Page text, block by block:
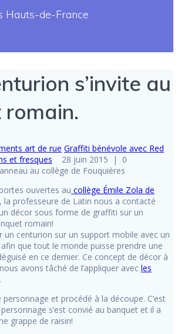
Hauts-de-France
s’invite au
art de rue Graffiti bénévole avec Red
et fresques 28 juin 2015 | 0
ouvertes au collège Émile Zola de
, la professeure de Latin nous a contacté
décor sous forme de graffiti sur un
romain!
un centurion sur un support mobile avec un
que tout le monde puisse prendre une
en ce dernier. Ce concept de décor à
avons tâché de l’appliquer avec les
.
et procédé à la découpe. C’est
s’est convié au banquet et il a
grappe de raisin!